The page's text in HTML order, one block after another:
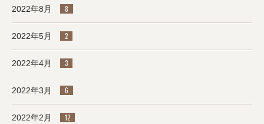
2022年8月 8
2022年5月 2
2022年4月 3
2022年3月 6
2022年2月 12